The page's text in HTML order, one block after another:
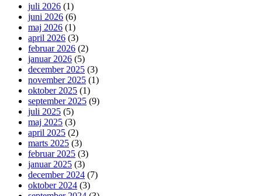
juli 2026 (1)
juni 2026 (6)
maj 2026 (1)
april 2026 (3)
februar 2026 (2)
januar 2026 (5)
december 2025 (3)
november 2025 (1)
oktober 2025 (1)
september 2025 (9)
juli 2025 (5)
maj 2025 (3)
april 2025 (2)
marts 2025 (3)
februar 2025 (3)
januar 2025 (3)
december 2024 (7)
oktober 2024 (3)